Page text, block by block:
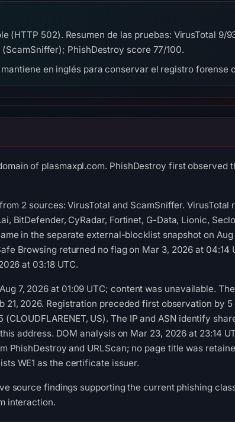
(HTTP 502). Resumen de las pruebas: VirusTotal 9/
PhishDestroy score 77/100.
en inglés para conservar el registro forense
of plasmaxpl.com. PhishDestroy first observed
2 sources: VirusTotal and ScamSniffer.
BitDefender, CyRadar, Fortinet, G-Data, Lionic,
in the separate external-blocklist snapshot on
Browsing returned no flag on Mar 3, 2026 at 04:14
at 03:18 UTC.
7, 2026 at 01:09 UTC; content was unavailable.
21, 2026. Registration preceded first observation by
(CLOUDFLARENET, US). The IP and ASN identify
address. DOM analysis on Mar 23, 2026 at 23:14
PhishDestroy and URLScan; no page title was
WE1 as the certificate issuer.
source findings supporting the current phishing
interaction.